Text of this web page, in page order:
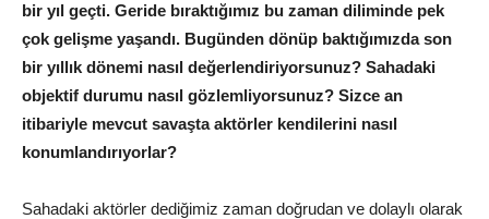
bir yıl geçti. Geride bıraktığımız bu zaman diliminde pek
çok gelişme yaşandı. Bugünden dönüp baktığımızda son
bir yıllık dönemi nasıl değerlendiriyorsunuz? Sahadaki
objektif durumu nasıl gözlemliyorsunuz? Sizce an
itibariyle mevcut savaşta aktörler kendilerini nasıl
konumlandırıyorlar?
Sahadaki aktörler dediğimiz zaman doğrudan ve dolaylı olarak